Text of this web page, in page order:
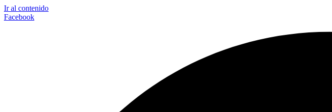
Ir al contenido
Facebook